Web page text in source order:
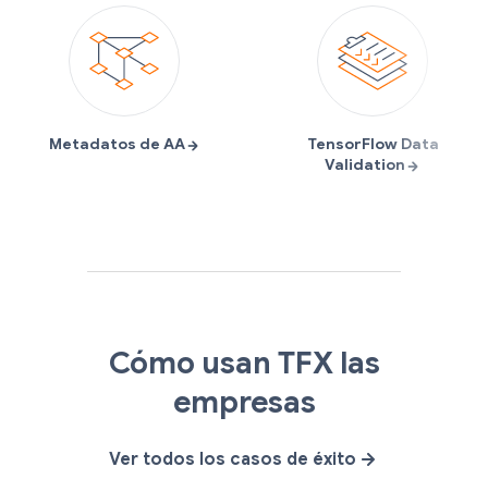
Cómo usan TFX las
empresas
Ver todos los casos de éxito
p
i
i
u
m
l
p
X